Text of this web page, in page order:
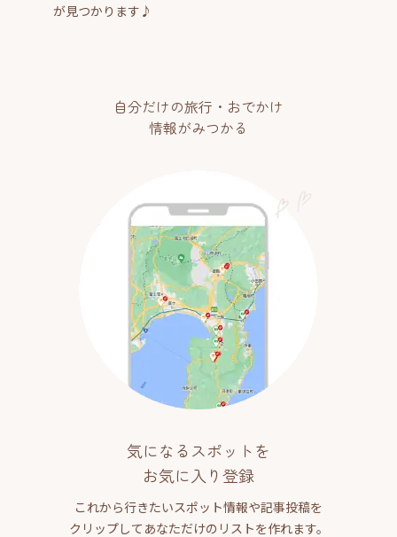
が見つかります♪
自分だけの旅行・おでかけ
情報がみつかる
気になるスポットを
お気に入り登録
これから行きたいスポット情報や記事投稿を
クリップしてあなただけのリストを作れます。